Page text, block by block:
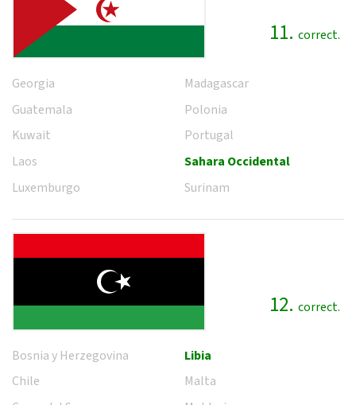
11. correct.
Georgia
Guatemala
Kuwait
Laos
Luxemburgo
Madagascar
Polonia
Portugal
Sahara Occidental
Surinam
12. correct.
Bosnia y Herzegovina
Chile
Libia
Malta